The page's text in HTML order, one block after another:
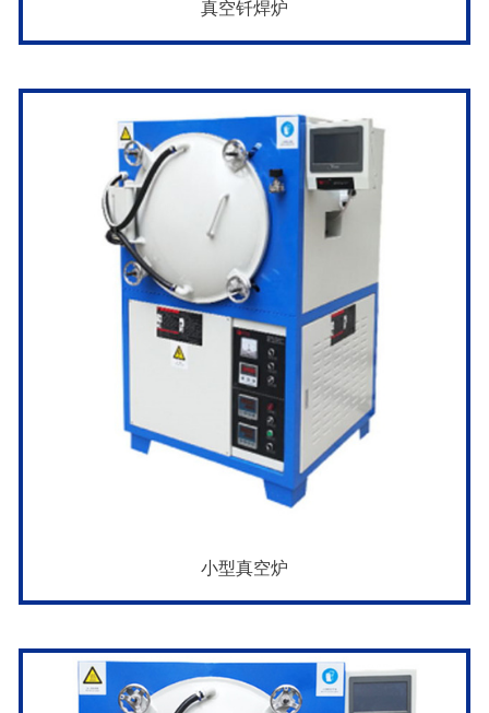
真空钎焊炉
小型真空炉